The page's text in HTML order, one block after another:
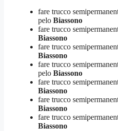
fare trucco
pelo Biassono
fare trucco
Biassono
fare trucco
Biassono
fare trucco
pelo Biassono
fare trucco
Biassono
fare trucco
Biassono
fare trucco
Biassono